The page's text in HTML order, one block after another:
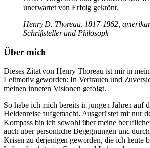
unerwartet von Erfolg gekrönt.
Henry D. Thoreau, 1817-1862,
Schriftsteller und Philosoph
Über mich
Dieses Zitat von Henry Thoreau ist mir in
Leitmotiv geworden: In Vertrauen und
meinen inneren Visionen gefolgt.
So habe ich mich bereits in jungen Jahren auf
Heldenreise aufgemacht. Ausgerüstet mit nur
Kompass bin ich sowohl über meine
auch über persönliche Begegnungen und
Krisen zu derjenigen geworden, die ich heute